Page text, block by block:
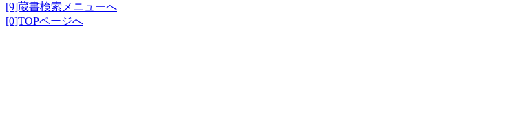
[9]蔵書検索メニューへ
[0]TOPページへ